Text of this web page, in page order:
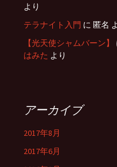
より
テラナイト入門 に 匿名
【光天使シャムバーン】
はみた より
アーカイブ
2017年8月
2017年6月